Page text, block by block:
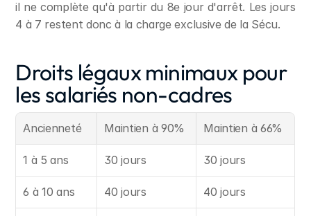
il ne complète qu'à partir du 8e jour d'arrêt. Les jours
4 à 7 restent donc à la charge exclusive de la Sécu.
Droits légaux minimaux pour
les salariés non-cadres
Ancienneté Maintien à 90% Maintien à 66%
1 à 5 ans 30 jours 30 jours
6 à 10 ans 40 jours 40 jours